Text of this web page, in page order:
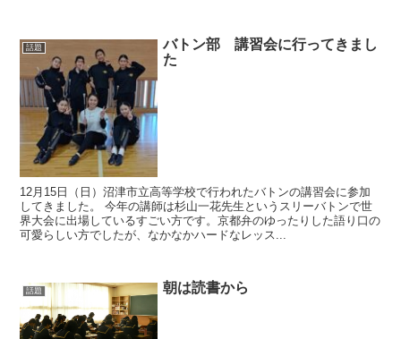
話題
バトン部 講習会に行ってきまし
た
12月15日（日）沼津市立高等学校で行われたバトンの講習会に参加
してきました。 今年の講師は杉山一花先生というスリーバトンで世
界大会に出場しているすごい方です。京都弁のゆったりした語り口の
可愛らしい方でしたが、なかなかハードなレッス...
話題 朝は読書から